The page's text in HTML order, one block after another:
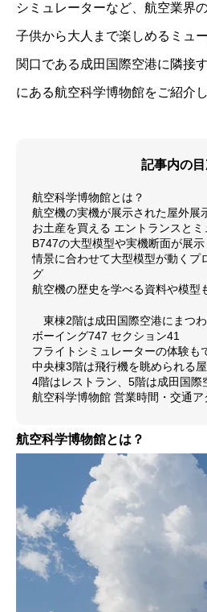
シミュレーターなど、航空業界
子供から大人まで楽しめるミュ
関口である成田国際空港に隣接
にある航空科学博物館をご紹介し
記事内の目
航空科学博物館とは？
航空機の実機が展示された屋外展
お土産を買える エントランスと
B747の大型模型や実機断面が展
情景に合わせて大型模型が動くプ
グ
航空機の歴史を学べる資料や模型
東棟2階は成田国際空港にまつ
ボーイング747 セクション41
フライトシミュレーターの体験も
中央棟3階は飛行機を眺められる
4階はレストラン、5階は成田国際
航空科学博物館 営業時間・交通ア
航空科学博物館とは？